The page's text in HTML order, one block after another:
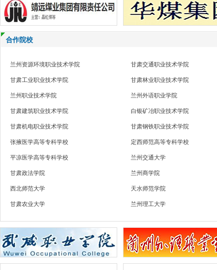
合作院校
兰州资源环境职业技术学院 甘肃交通职业技术学院
甘肃工业职业技术学院 甘肃林业职业技术学院
兰州职业技术学院 兰州外语职业学院
甘肃建筑职业技术学院 白银矿冶职业技术学院
甘肃机电职业技术学院 甘肃钢铁职业技术学院
张掖医学高等专科学校 定西师范高等专科学校
平凉医学高等专科学校 兰州交通大学
甘肃政法学院 兰州商学院
西北师范大学 天水师范学院
甘肃农业大学 兰州理工大学